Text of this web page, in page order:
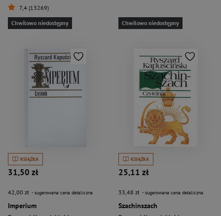
7,4 (13269)
Chwilowo niedostępny Chwilowo niedostępny
KSIĄŻKA
31,50 zł
42,00 zł - sugerowana cena detaliczna
Imperium
KSIĄŻKA
25,11 zł
33,48 zł - sugerowana cena detaliczna
Szachinszach